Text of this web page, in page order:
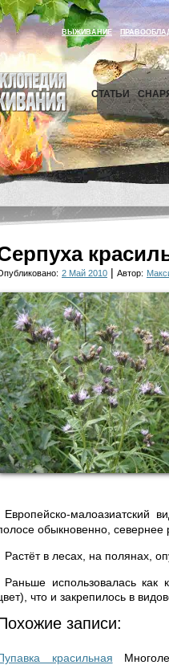
ВЫЖИВАНИЕ
СТАТЬИ
2 Май 2010 | Автор:
Европейско-малоазиатский
обыкновенно, се­вернее
Растёт в лесах, на полянах,
Раньше использовалась
что и закрепилось в
записи:
красильная